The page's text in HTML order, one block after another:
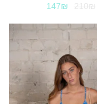
210₪
147₪